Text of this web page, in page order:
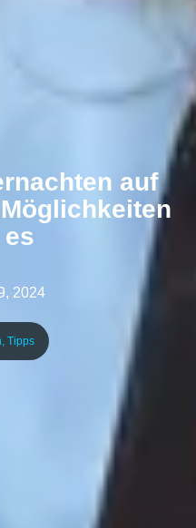
auf
2024
, Tipps